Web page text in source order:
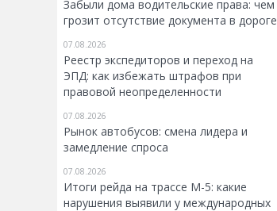
Забыли дома водительские права: чем
грозит отсутствие документа в дороге
07.08.2026
Реестр экспедиторов и переход на
ЭПД: как избежать штрафов при
правовой неопределенности
07.08.2026
Рынок автобусов: смена лидера и
замедление спроса
07.08.2026
Итоги рейда на трассе М-5: какие
нарушения выявили у международных